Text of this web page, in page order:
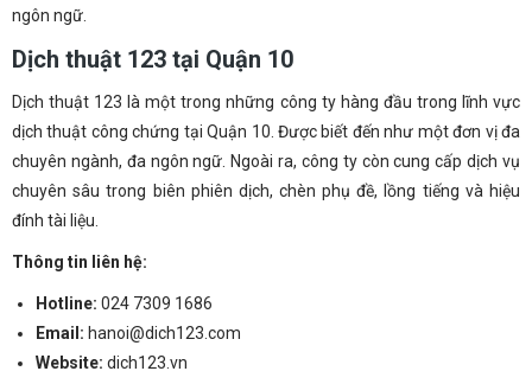
ngôn ngữ.
Dịch thuật 123 tại Quận 10
Dịch thuật 123 là một trong những công ty hàng đầu trong lĩnh vực
dịch thuật công chứng tại Quận 10. Được biết đến như một đơn vị đa
chuyên ngành, đa ngôn ngữ. Ngoài ra, công ty còn cung cấp dịch vụ
chuyên sâu trong biên phiên dịch, chèn phụ đề, lồng tiếng và hiệu
đính tài liệu.
Thông tin liên hệ:
Hotline: 024 7309 1686
Email: hanoi@dich123.com
Website: dich123.vn